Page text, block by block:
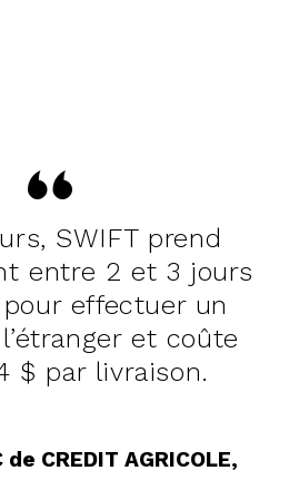
SWIFT prend
entre 2 et 3 jours
effectuer un
et coûte
$ par livraison.
CREDIT AGRICOLE,